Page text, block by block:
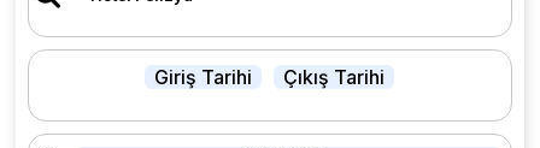
Giriş Tarihi Çıkış Tarihi